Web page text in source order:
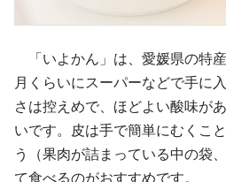
「いよかん」は、愛媛県の特
月くらいにスーパーなどで手に
さは控えめで、ほどよい酸味が
いです。皮は手で簡単にむくこ
う（果肉が詰まっている中の袋
て食べるのがおすすめです。